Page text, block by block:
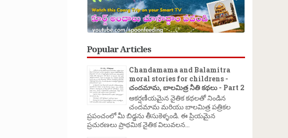
Popular Articles
Chandamama and Balamitra
moral stories for childrens -
చందమామ, బాలమిత్ర నీతి కథలు - Part 2
ఆకర్షణీయమైన నైతిక కథలతో నిండిన
చందమామ మరియు బాలమిత్ర పత్రికల
ప్రపంచంలో మీ బిడ్డను తీసుకెళ్ళండి. ఈ ప్రియమైన
ప్రచురణలు ప్రాథమిక నైతిక విలువలన...